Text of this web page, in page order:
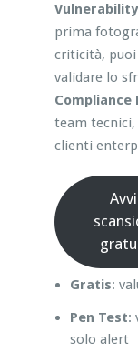
prima
criticità, puoi
validare lo
Compliance
team
clienti
Gratis:
Pen Test:
solo alert